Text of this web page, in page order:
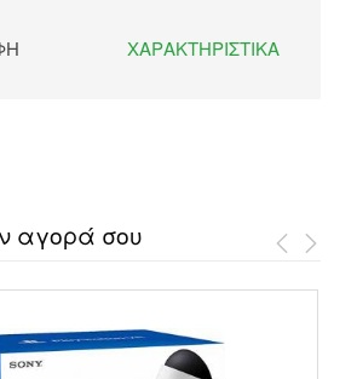
ΧΑΡΑΚΤΗΡΙΣΤΙΚΆ
αγορά σου